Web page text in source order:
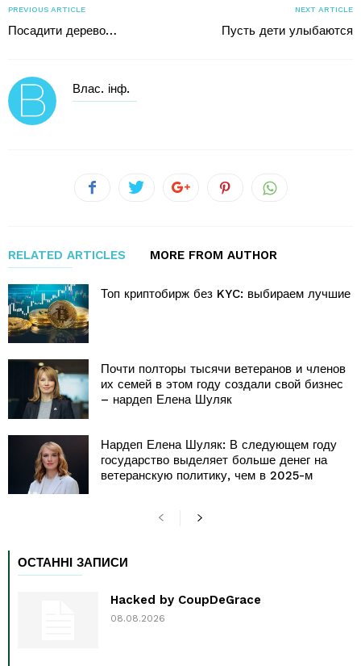
PREVIOUS ARTICLE
Посадити дерево…
NEXT ARTICLE
Пусть дети улыбаются
Влас. інф.
RELATED ARTICLES MORE FROM AUTHOR
Топ криптобирж без KYC: выбираем лучшие
Почти полторы тысячи ветеранов и членов
их семей в этом году создали свой бизнес
– нардеп Елена Шуляк
Нардеп Елена Шуляк: В следующем году
государство выделяет больше денег на
ветеранскую политику, чем в 2025-м
ОСТАННІ ЗАПИСИ
Hacked by CoupDeGrace
08.08.2026